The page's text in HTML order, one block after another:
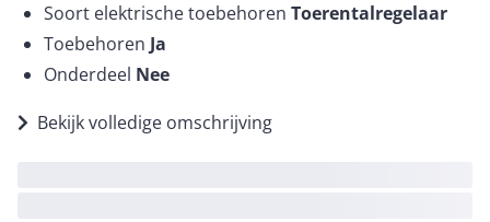
Soort elektrische toebehoren Toerentalregelaar
Toebehoren Ja
Onderdeel Nee
Bekijk volledige omschrijving